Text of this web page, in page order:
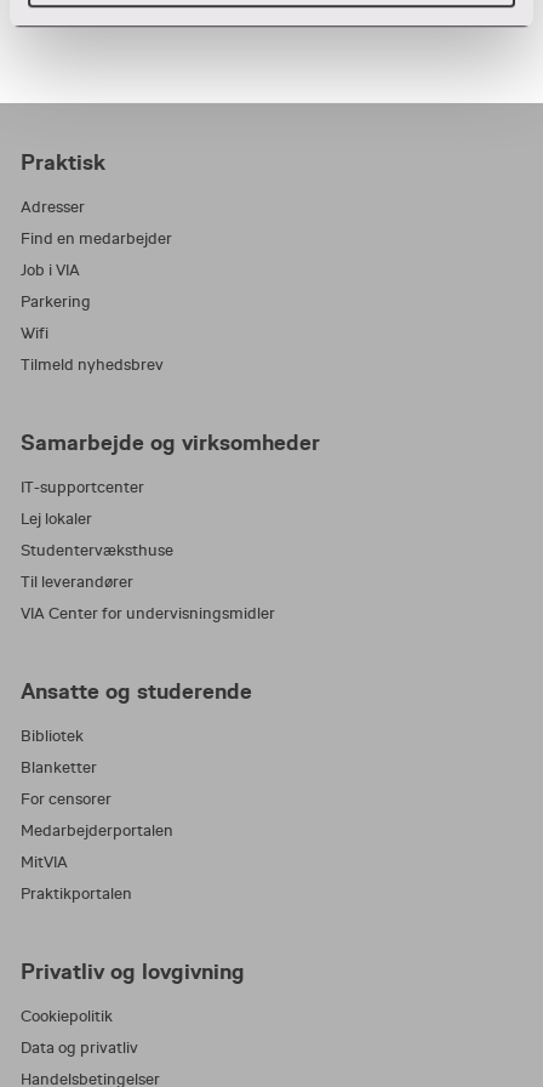
Praktisk
Adresser
Find en medarbejder
Job i VIA
Parkering
Wifi
Tilmeld nyhedsbrev
Samarbejde og virksomheder
IT-supportcenter
Lej lokaler
Studentervæksthuse
Til leverandører
VIA Center for undervisningsmidler
Ansatte og studerende
Bibliotek
Blanketter
For censorer
Medarbejderportalen
MitVIA
Praktikportalen
Privatliv og lovgivning
Cookiepolitik
Data og privatliv
Handelsbetingelser